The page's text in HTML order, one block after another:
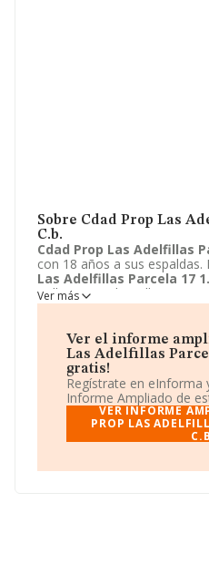
Sobre Cdad Prop Las
C.b.
Cdad Prop Las Adelfillas
con 18 años a sus espaldas.
Las Adelfillas Parcela 17
Calle Nuñez de Balboa, 46 -
ubica dentro de 8299 -
17 1. C.b. tiene un modelo
bienes.
Ver más
Ver el informe
Las Adelfillas
gratis!
Regístrate en eInforma
Informe Ampliado de
VER INFORME
PROP LAS